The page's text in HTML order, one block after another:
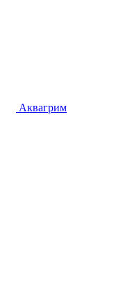
Аквагрим